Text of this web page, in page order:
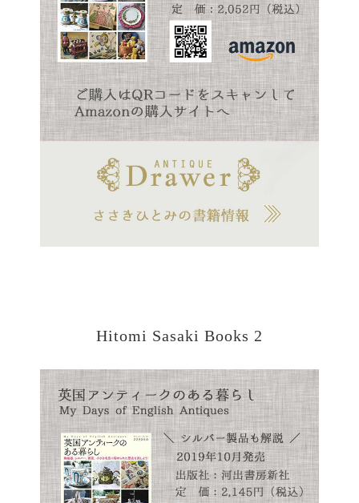
Hitomi Sasaki Books 2